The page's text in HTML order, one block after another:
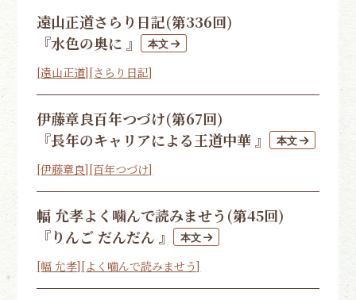
遠山正道さらり日記(第336回)
『水色の奥に 』
[遠山正道][さらり日記]
伊藤章良百年つづけ(第67回)
『長年のキャリアによる王道中華 』
[伊藤章良][百年つづけ]
幅 允孝よく噛んで読みませう(第45回)
『りんご だんだん 』
[幅 允孝][よく噛んで読みませう]